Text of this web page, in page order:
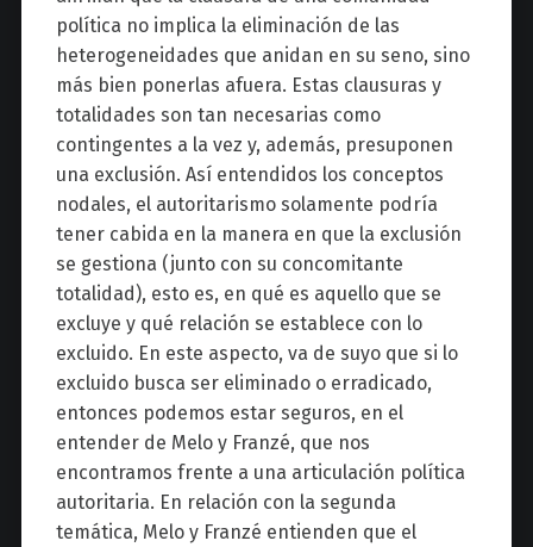
política no implica la eliminación de las
heterogeneidades que anidan en su seno, sino
más bien ponerlas afuera. Estas clausuras y
totalidades son tan necesarias como
contingentes a la vez y, además, presuponen
una exclusión. Así entendidos los conceptos
nodales, el autoritarismo solamente podría
tener cabida en la manera en que la exclusión
se gestiona (junto con su concomitante
totalidad), esto es, en qué es aquello que se
excluye y qué relación se establece con lo
excluido. En este aspecto, va de suyo que si lo
excluido busca ser eliminado o erradicado,
entonces podemos estar seguros, en el
entender de Melo y Franzé, que nos
encontramos frente a una articulación política
autoritaria. En relación con la segunda
temática, Melo y Franzé entienden que el